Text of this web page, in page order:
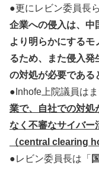
●更にレビン委員長
企業への侵入は、中
より明らかにするモ
るため、また侵入発
の対処が必要である
●Inhofe上院議員はま
業で、自社での対処
なく不審なサイバー
（central clearing
●レビン委員長は「